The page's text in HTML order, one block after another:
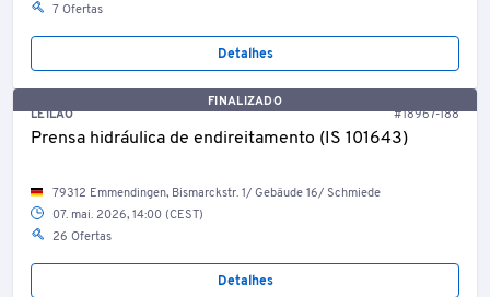
7 Ofertas
Detalhes
FINALIZADO
LEILÃO
#18967-188
Prensa hidráulica de endireitamento (IS 101643)
79312 Emmendingen, Bismarckstr. 1/ Gebäude 16/ Schmiede
07. mai. 2026, 14:00 (CEST)
26 Ofertas
Detalhes